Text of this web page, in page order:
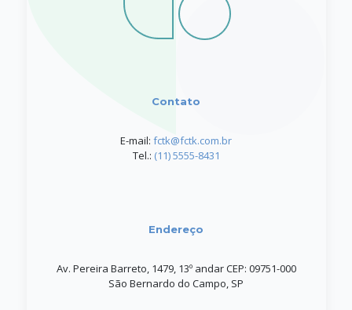
Contato
E-mail: fctk@fctk.com.br
Tel.: (11) 5555-8431
Endereço
Av. Pereira Barreto, 1479, 13º andar CEP: 09751-000
São Bernardo do Campo, SP